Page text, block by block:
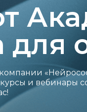
для
и вебинары